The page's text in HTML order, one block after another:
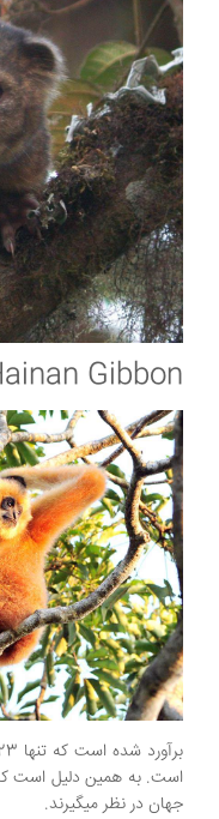
Gibbon
است. به همین دلیل است که
جهان در نظر میگیرند.